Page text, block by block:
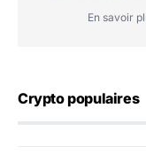
En savoir
Crypto populaires